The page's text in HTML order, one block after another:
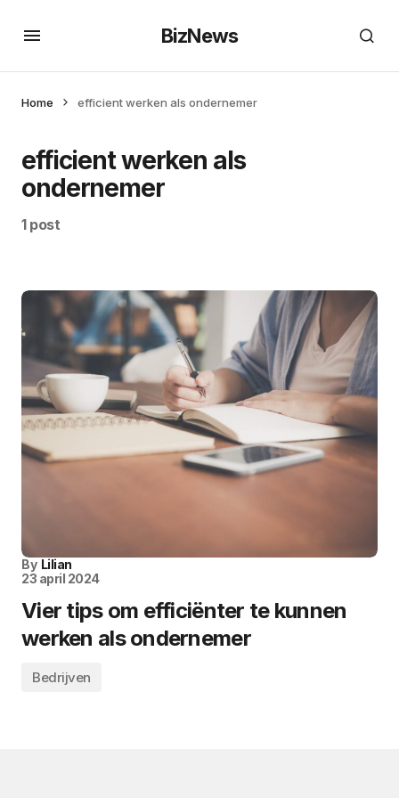
BizNews
Home efficient werken als ondernemer
efficient werken als
ondernemer
1 post
By Lilian
23 april 2024
Vier tips om efficiënter te kunnen
werken als ondernemer
Bedrijven